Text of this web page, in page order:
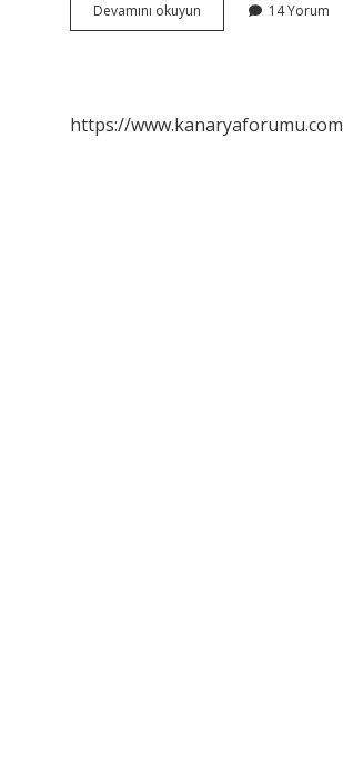
Devamını okuyun
Yaşındaki
14 Yorum
https://www.kanaryaforumu.com